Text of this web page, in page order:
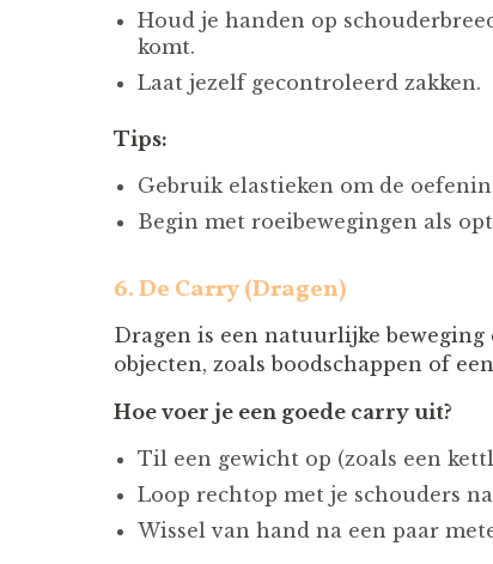
Houd je handen op
komt.
Laat jezelf gecontroleerd zakken.
Tips:
Gebruik elastieken om de
Begin met roeibewegingen als
6.De Carry (Dragen)
Dragen is een natuurlijke
objecten, zoals boodschappen of
Hoe voer je een goede carry uit?
Til een gewicht op (zoals een
Loop rechtop met je schouders
Wissel van hand na een paar